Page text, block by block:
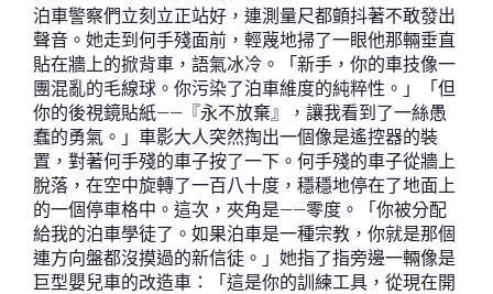
泊車警察們立刻立正站好，連測量尺都顫抖著不敢發出
聲音。她走到何手殘面前，輕蔑地掃了一眼他那輛垂直
貼在牆上的掀背車，語氣冰冷。「新手，你的車技像一
團混亂的毛線球。你污染了泊車維度的純粹性。」「但
你的後視鏡貼紙——『永不放棄』，讓我看到了一絲愚
蠢的勇氣。」車影大人突然掏出一個像是遙控器的裝
置，對著何手殘的車子按了一下。何手殘的車子從牆上
脫落，在空中旋轉了一百八十度，穩穩地停在了地面上
的一個停車格中。這次，夾角是——零度。「你被分配
給我的泊車學徒了。如果泊車是一種宗教，你就是那個
連方向盤都沒摸過的新信徒。」她指了指旁邊一輛像是
巨型嬰兒車的改造車：「這是你的訓練工具，從現在開